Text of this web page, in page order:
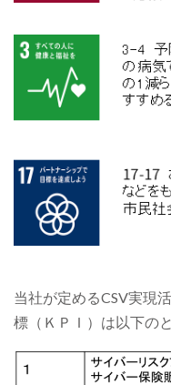
当社が定めるCSV実現
標（ＫＰＩ）は以下の